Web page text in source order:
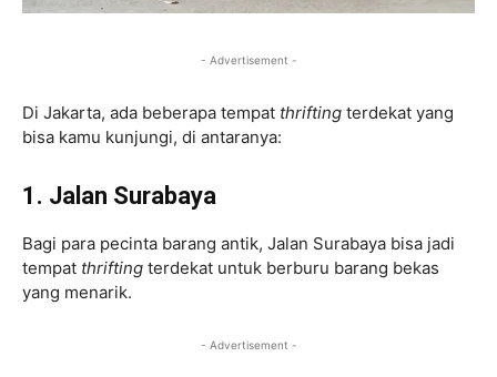
- Advertisement -
Di Jakarta, ada beberapa tempat thrifting terdekat yang
bisa kamu kunjungi, di antaranya:
1. Jalan Surabaya
Bagi para pecinta barang antik, Jalan Surabaya bisa jadi
tempat thrifting terdekat untuk berburu barang bekas
yang menarik.
- Advertisement -